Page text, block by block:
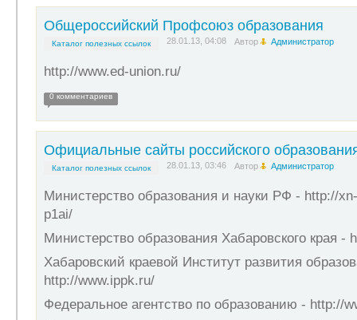
Общероссийский Профсоюз образования
Каталог полезных ссылок 28.01.13, 04:08 Автор Администратор
http://www.ed-union.ru/
0 комментариев
Официальные сайты российского
Каталог полезных ссылок 28.01.13, 03:46 Автор Администратор
Министерство образования и науки РФ - http://
p1ai/
Министерство образования Хабаровского края -
Хабаровский краевой Институт развития
http://www.ippk.ru/
Федеральное агентство по образованию - http://